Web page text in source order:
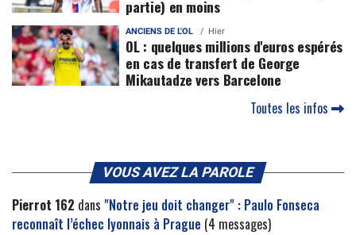
partie) en moins
ANCIENS DE L'OL Hier
OL : quelques millions d'euros espérés
en cas de transfert de George
Mikautadze vers Barcelone
Toutes les infos
VOUS AVEZ LA PAROLE
Pierrot 162 dans "Notre jeu doit changer" : Paulo Fonseca
reconnaît l’échec lyonnais à Prague (4 messages)